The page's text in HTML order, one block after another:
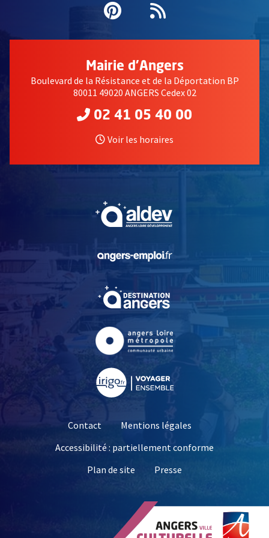
Pinterest
, Ouvre une
Flux RSS
Mairie d'Angers
Boulevard de la Résistance et de la Déportation BP
80011 49020 ANGERS Cedex 02
02 41 05 40 00
Voir les horaires
, Ouvre une nouvelle
, Ouvre une nouvelle
Contact
Mentions légales
Accessibilité : partiellement conforme
Plan de site
Presse